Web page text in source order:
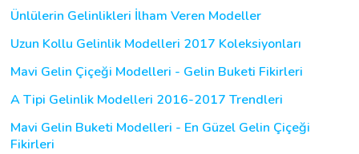
Ünlülerin Gelinlikleri İlham Veren Modeller
Uzun Kollu Gelinlik Modelleri 2017 Koleksiyonları
Mavi Gelin Çiçeği Modelleri - Gelin Buketi Fikirleri
A Tipi Gelinlik Modelleri 2016-2017 Trendleri
Mavi Gelin Buketi Modelleri - En Güzel Gelin Çiçeği
Fikirleri